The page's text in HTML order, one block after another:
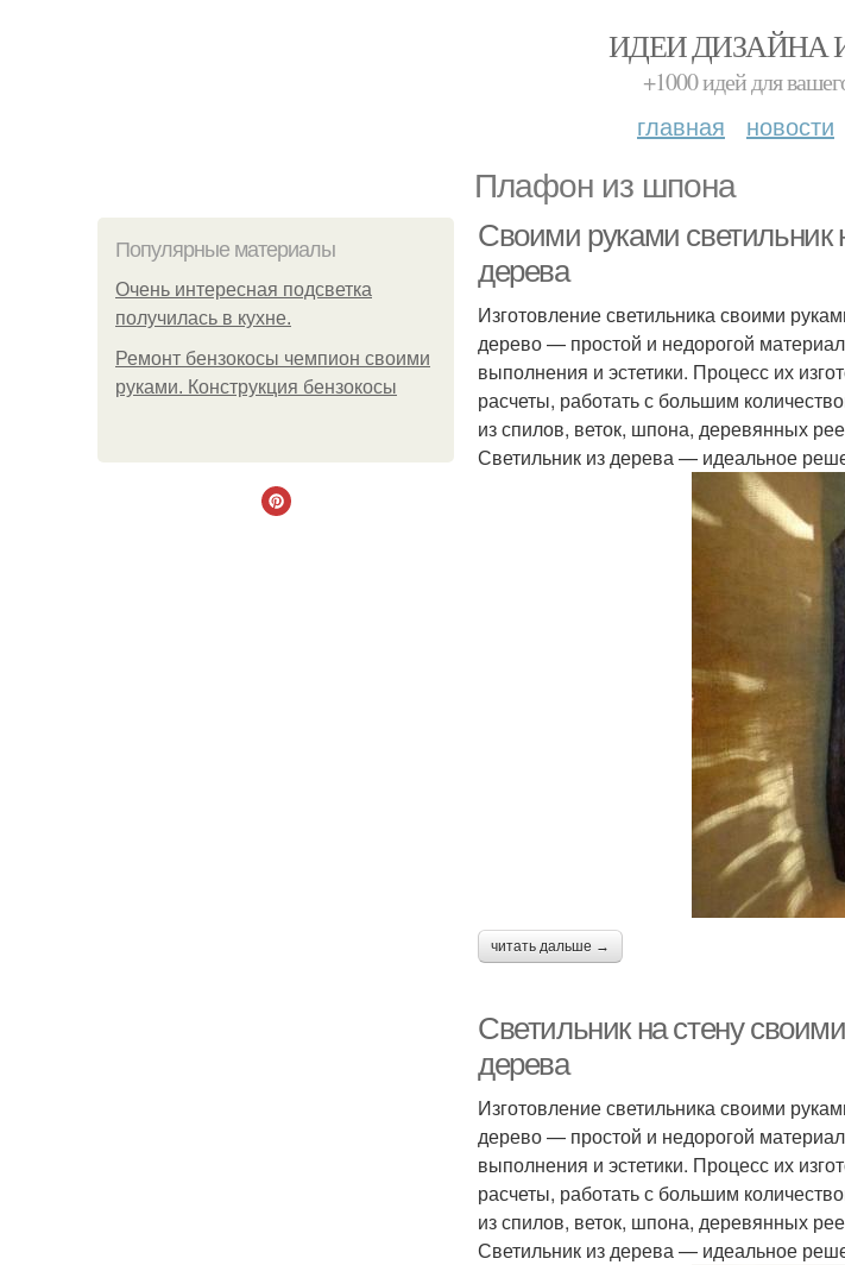
ИДЕИ ДИЗАЙНА
+1000 идей для
главная новости
Плафон из шпона
Популярные материалы
Очень интересная подсветка
получилась в кухне.
Ремонт бензокосы чемпион своими
руками. Конструкция бензокосы
Своими руками светильник
дерева
Изготовление светильника своими
дерево — простой и недорогой
выполнения и эстетики. Процесс их
расчеты, работать с большим
из спилов, веток, шпона, деревянных
Светильник из дерева — идеальное
читать дальше →
Светильник на стену
дерева
Изготовление светильника своими
дерево — простой и недорогой
выполнения и эстетики. Процесс их
расчеты, работать с большим
из спилов, веток, шпона, деревянных
Светильник из дерева — идеальное